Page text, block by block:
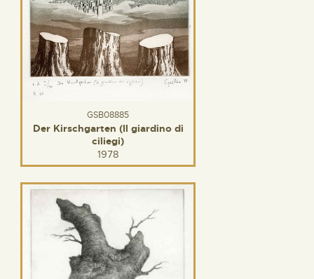
GSB08885
Der Kirschgarten (Il giardino di
ciliegi)
1978